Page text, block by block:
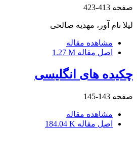
صفحه 413-423
لیلا نام آور، مهدیه صالحی
مشاهده مقاله
اصل مقاله 1.27 M
چکیده های انگلیسی
صفحه 143-145
مشاهده مقاله
اصل مقاله 184.04 K